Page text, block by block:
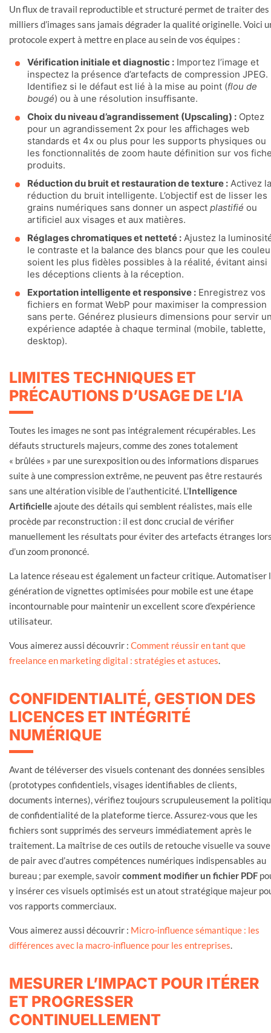
Un flux de travail reproductible et structuré permet de traiter des
milliers d’images sans jamais dégrader la qualité originelle. Voici
protocole expert à mettre en place au sein de vos équipes :
Vérification initiale et diagnostic : Importez l’image et
inspectez la présence d’artefacts de compression JPEG.
Identifiez si le défaut est lié à la mise au point (flou de
bougé) ou à une résolution insuffisante.
Choix du niveau d’agrandissement (Upscaling) : Optez
pour un agrandissement 2x pour les affichages web
standards et 4x ou plus pour les supports physiques ou
les fonctionnalités de zoom haute définition sur vos
produits.
Réduction du bruit et restauration de texture : Activez la
réduction du bruit intelligente. L’objectif est de lisser les
grains numériques sans donner un aspect plastifié ou
artificiel aux visages et aux matières.
Réglages chromatiques et netteté : Ajustez la
le contraste et la balance des blancs pour que les
soient les plus fidèles possibles à la réalité, évitant ainsi
les déceptions clients à la réception.
Exportation intelligente et responsive : Enregistrez vos
fichiers en format WebP pour maximiser la compression
sans perte. Générez plusieurs dimensions pour servir
expérience adaptée à chaque terminal (mobile, tablette,
desktop).
LIMITES TECHNIQUES ET
PRÉCAUTIONS D’USAGE DE L’IA
Toutes les images ne sont pas intégralement récupérables. Les
défauts structurels majeurs, comme des zones totalement
« brûlées » par une surexposition ou des informations disparues
suite à une compression extrême, ne peuvent pas être restaurés
sans une altération visible de l’authenticité. L’Intelligence
Artificielleajoute des détails qui semblent réalistes, mais elle
procède par reconstruction : il est donc crucial de vérifier
manuellement les résultats pour éviter des artefacts étranges
d’un zoom prononcé.
La latence réseau est également un facteur critique. Automatiser
génération de vignettes optimisées pour mobile est une étape
incontournable pour maintenir un excellent score d’expérience
utilisateur.
Vous aimerez aussi découvrir : Comment réussir en tant que
freelance en marketing digital : stratégies et astuces.
CONFIDENTIALITÉ, GESTION DES
LICENCES ET INTÉGRITÉ
NUMÉRIQUE
Avant de téléverser des visuels contenant des données sensibles
(prototypes confidentiels, visages identifiables de clients,
documents internes), vérifiez toujours scrupuleusement la
de confidentialité de la plateforme tierce. Assurez-vous que les
fichiers sont supprimés des serveurs immédiatement après le
traitement. La maîtrise de ces outils de retouche visuelle va
de pair avec d’autres compétences numériques indispensables au
bureau ; par exemple, savoircomment modifier un fichier PDF
y insérer ces visuels optimisés est un atout stratégique majeur
vos rapports commerciaux.
Vous aimerez aussi découvrir : Micro-influence sémantique : les
différences avec la macro-influence pour les entreprises.
MESURER L’IMPACT POUR ITÉRER
ET PROGRESSER
CONTINUELLEMENT